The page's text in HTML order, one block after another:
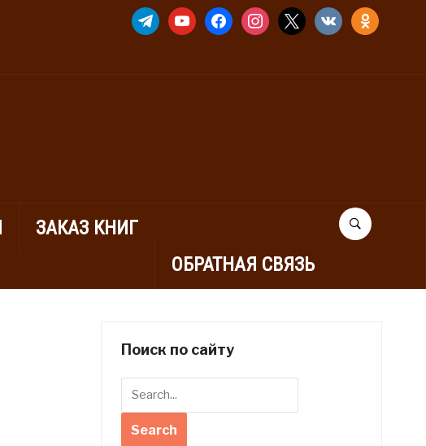
TELEGRAMYOUTUBEFACEBOOKINSTAGRAM
X VKONTAKTE
ЗАКАЗ КНИГ
ОБРАТНАЯ СВЯЗЬ
Поиск по сайту